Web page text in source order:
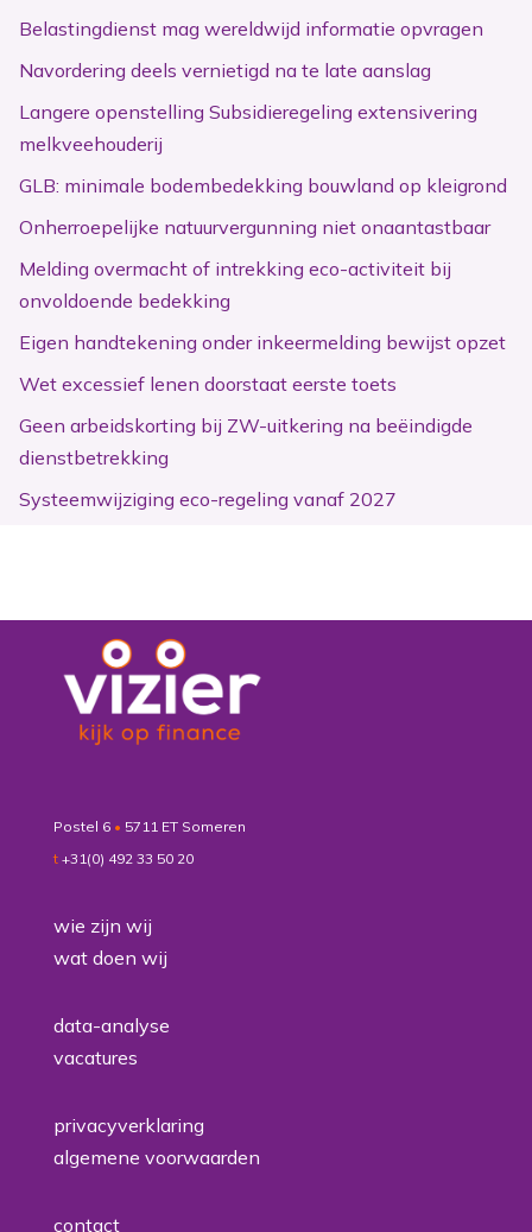
Belastingdienst mag wereldwijd informatie opvragen
Navordering deels vernietigd na te late aanslag
Langere openstelling Subsidieregeling extensivering
melkveehouderij
GLB: minimale bodembedekking bouwland op kleigrond
Onherroepelijke natuurvergunning niet onaantastbaar
Melding overmacht of intrekking eco-activiteit bij
onvoldoende bedekking
Eigen handtekening onder inkeermelding bewijst opzet
Wet excessief lenen doorstaat eerste toets
Geen arbeidskorting bij ZW-uitkering na beëindigde
dienstbetrekking
Systeemwijziging eco-regeling vanaf 2027
Postel 6 • 5711 ET Someren
t +31(0) 492 33 50 20
wie zijn wij
wat doen wij
data-analyse
vacatures
privacyverklaring
algemene voorwaarden
contact